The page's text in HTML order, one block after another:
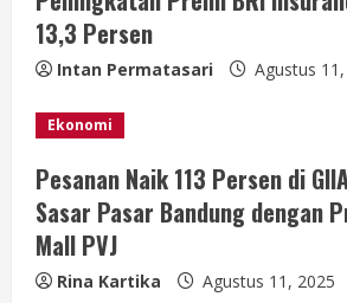
e
a
d
i
n
g
13,3 Persen
Intan Permatasari Agustus
Ekonomi
Pesanan Naik 113 Persen di
Sasar Pasar Bandung dengan
Mall PVJ
Rina Kartika Agustus 11, 2025